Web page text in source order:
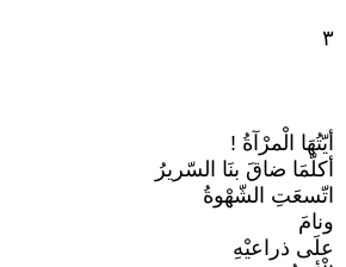
٣
أيّتُهَا الْمرْآةُ !
أكلّمَا ضاقَ بنَا السّريرُ
اتّسعَتِ الشّهْوةُ
ونامَ
علَى ذراعيْهِ